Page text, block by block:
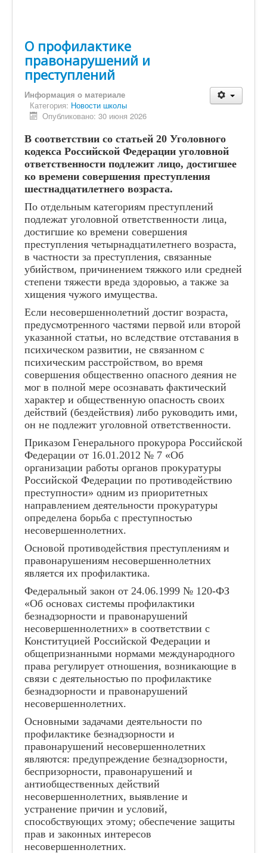
Контакты
80-летие Победы
Школьная Служба Примирения
Приём в 1 класс
Школьный хор
Государственное бюджетное общеобразовательное
учреждение Самарской области средняя
общеобразовательная школа с.Малая
Малышевка муниципального района Кинельский
Самарской области
Добро пожаловать на
Малышевка. На сайте представлена
Здесь можно найти сведения о
педагогах, об учениках и их
информацию Вы можете получить
или при личном
Директор школы:
О профилактике
правонарушений и
преступлений
Информация о материале
Категория: Новости школы
Опубликовано: 30 июня 2026
В соответствии со статьей 20 Уголовного
кодекса Российской Федерации уголовной
ответственности подлежит лицо, достигшее
ко времени совершения преступления
шестнадцатилетнего возраста.
По отдельным категориям преступлений
подлежат уголовной ответственности лица,
достигшие ко времени совершения
преступления четырнадцатилетнего возраста,
в частности за преступления, связанные
убийством, причинением тяжкого или средней
степени тяжести вреда здоровью, а также за
хищения чужого имущества.
Если несовершеннолетний достиг возраста,
предусмотренного частями первой или второй
указанной статьи, но вследствие отставания в
психическом развитии, не связанном с
психическим расстройством, во время
совершения общественно опасного деяния не
мог в полной мере осознавать фактический
характер и общественную опасность своих
действий (бездействия) либо руководить ими,
он не подлежит уголовной ответственности.
Приказом Генерального прокурора Российской
Федерации от 16.01.2012 № 7 «Об
организации работы органов прокуратуры
Российской Федерации по противодействию
преступности» одним из приоритетных
направлением деятельности прокуратуры
определена борьба с преступностью
несовершеннолетних.
Основой противодействия преступлениям и
правонарушениям несовершеннолетних
является их профилактика.
Федеральный закон от 24.06.1999 № 120-ФЗ
«Об основах системы профилактики
безнадзорности и правонарушений
несовершеннолетних» в соответствии с
Конституцией Российской Федерации и
общепризнанными нормами международного
права регулирует отношения, возникающие в
связи с деятельностью по профилактике
безнадзорности и правонарушений
несовершеннолетних.
Основными задачами деятельности по
профилактике безнадзорности и
правонарушений несовершеннолетних
являются: предупреждение безнадзорности,
беспризорности, правонарушений и
антиобщественных действий
несовершеннолетних, выявление и
устранение причин и условий,
способствующих этому; обеспечение защиты
прав и законных интересов
несовершеннолетних.